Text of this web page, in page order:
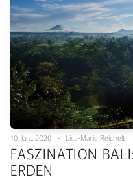
10. Jan.. 2020 • Lisa-Marie Reichelt
FASZINATION
ERDEN